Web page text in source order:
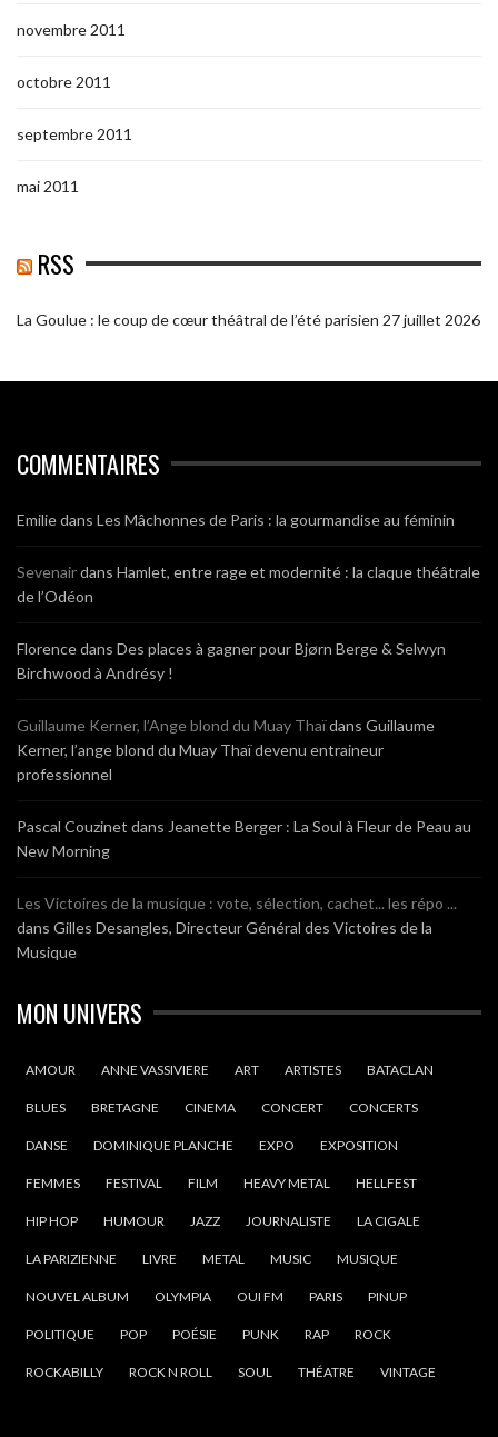
novembre 2011
octobre 2011
septembre 2011
mai 2011
RSS
La Goulue : le coup de cœur théâtral de l’été parisien 27 juillet 2026
COMMENTAIRES
Emiliedans Les Mâchonnes de Paris : la gourmandise au féminin
Sevenairdans Hamlet, entre rage et modernité : la claque théâtrale
de l’Odéon
Florencedans Des places à gagner pour Bjørn Berge & Selwyn
Birchwood à Andrésy !
Guillaume Kerner, l’Ange blond du Muay Thaïdans Guillaume
Kerner, l’ange blond du Muay Thaï devenu entraineur
professionnel
Pascal Couzinet dans Jeanette Berger : La Soul à Fleur de Peau au
New Morning
Les Victoires de la musique : vote, sélection, cachet... les répo ...
dans Gilles Desangles, Directeur Général des Victoires de la
Musique
MON UNIVERS
AMOUR ANNE VASSIVIERE ART ARTISTES BATACLAN
BLUES BRETAGNE CINEMA CONCERT CONCERTS
DANSE DOMINIQUE PLANCHE EXPO EXPOSITION
FEMMES FESTIVAL FILM HEAVY METAL HELLFEST
HIP HOP HUMOUR JAZZ JOURNALISTE LA CIGALE
LA PARIZIENNE LIVRE METAL MUSIC MUSIQUE
NOUVEL ALBUM OLYMPIA OUI FM PARIS PINUP
POLITIQUE POP POÉSIE PUNK RAP ROCK
ROCKABILLY ROCK N ROLL SOUL THÉATRE VINTAGE